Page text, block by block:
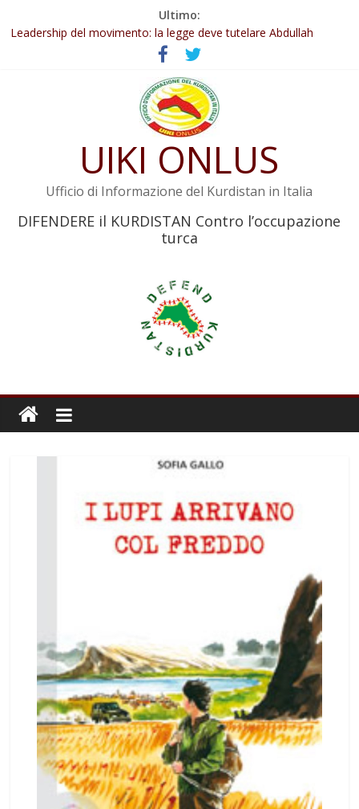
Ultimo:
Leadership del movimento: la legge deve tutelare Abdullah
Commissione donne del KNK: Şengal è di nuovo sotto minaccia
Non tenere conto della situazione di Rêber Apo ostacolerebbe
Il KNK chiede un’azione internazionale contro i crimini di guerra
Abdullah Öcalan: Le legge negativa deve essere trasformata in
UIKI ONLUS
Ufficio di Informazione del Kurdistan in Italia
DIFENDERE il KURDISTAN Contro l’occupazione
turca